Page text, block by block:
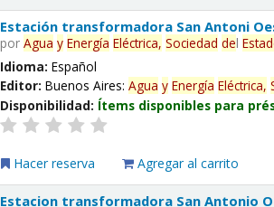
Estación transformadora San Antoni
porAgua y Energía Eléctrica, Sociedad del
Idioma:Español
Editor:Buenos Aires:Agua y Energía Eléctrica,
Disponibilidad: Ítems disponibles para
Hacer reserva Agregar al carrito
Estacion transformadora San Antonio